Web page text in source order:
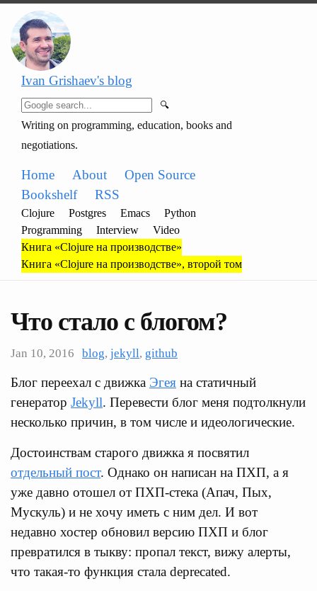
Ivan Grishaev's blog
🔍
Writing on programming, education, books and
negotiations.
Home About
Open Source
Bookshelf
RSS
Clojure Postgres Emacs
Python
Programming
Interview
Video
Книга «Clojure на производстве»
Книга «Clojure на производстве», второй том
Что стало с блогом?
Jan 10, 2016 blog, jekyll, github
Блог переехал с движка Эгея на статичный
генератор Jekyll. Перевести блог меня подтолкнули
несколько причин, в том числе и идеологические.
Достоинствам старого движка я посвятил
отдельный пост. Однако он написан на ПХП, а я
уже давно отошел от ПХП-стека (Апач, Пых,
Мускуль) и не хочу иметь с ним дел. И вот
недавно хостер обновил версию ПХП и блог
превратился в тыкву: пропал текст, вижу алерты,
что такая-то функция стала deprecated.